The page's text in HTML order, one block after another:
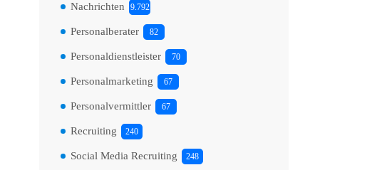
Nachrichten 9.792
Personalberater 82
Personaldienstleister 70
Personalmarketing 67
Personalvermittler 67
Recruiting 240
Social Media Recruiting 248